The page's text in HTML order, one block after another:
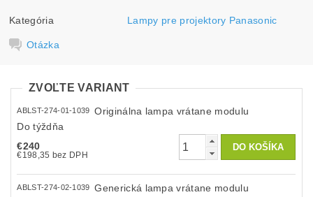
Kategória Lampy pre projektory Panasonic
Otázka
ZVOĽTE VARIANT
ABLST-274-01-1039
Originálna lampa vrátane modulu
Do týždňa
€240
€198,35 bez DPH
ABLST-274-02-1039
Generická lampa vrátane modulu